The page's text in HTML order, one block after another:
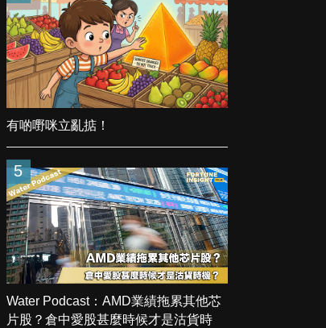
有啲嘢咪立亂掂！
5
Water Podcast：AMD業績拖累其他芯
片股？倉中愛股甚麼時候才是沽貨時